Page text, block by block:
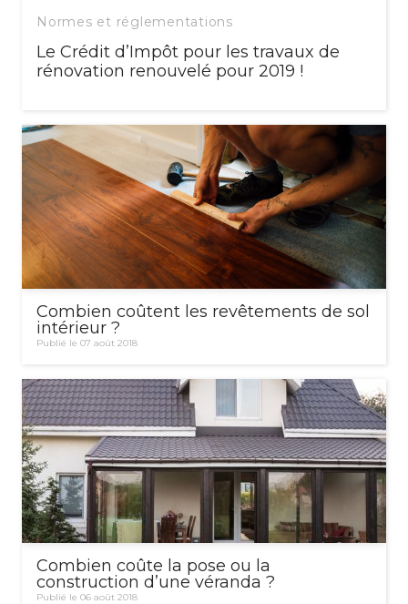
Normes et réglementations
Le Crédit d’Impôt pour les travaux de
rénovation renouvelé pour 2019 !
Combien coûtent les revêtements de sol
intérieur ?
Publié le 07 août 2018
Combien coûte la pose ou la
construction d’une véranda ?
Publié le 06 août 2018